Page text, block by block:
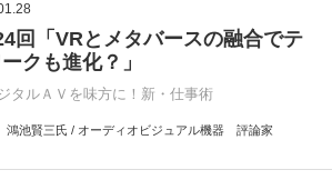
回「VRとメタバースの融合でテ
クも進化？」
タルＡＶを味方に！新・仕事術
鴻池賢三氏 / オーディオビジュアル機器 評論家